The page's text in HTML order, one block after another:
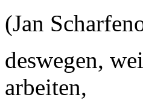
(Jan
deswegen,
arbeiten,